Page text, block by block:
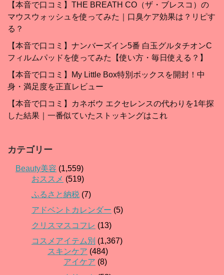
【本音で口コミ】THE BREATH CO（ザ・ブレスコ）の
マウスウォッシュを使ってみた｜口臭ケア効果は？リピす
る？
【本音で口コミ】ナンバーズイン5番 白玉グルタチオンC
フィルムパッドを使ってみた【使い方・毎日使える？】
【本音で口コミ】My Little Box特別ボックスを開封！中
身・満足度を正直レビュー
【本音で口コミ】カネボウ エクセレンスの代わりを1年探
した結果｜一番似ていたストッキングはこれ
カテゴリー
Beauty美容 (1,559)
おススメ (519)
ふるさと納税 (7)
アドベントカレンダー (5)
クリスマスコフレ (13)
コスメアイテム別 (1,367)
スキンケア (484)
アイケア (8)